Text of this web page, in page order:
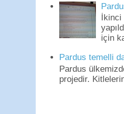
için
Pardus temelli
Pardus
projedir.